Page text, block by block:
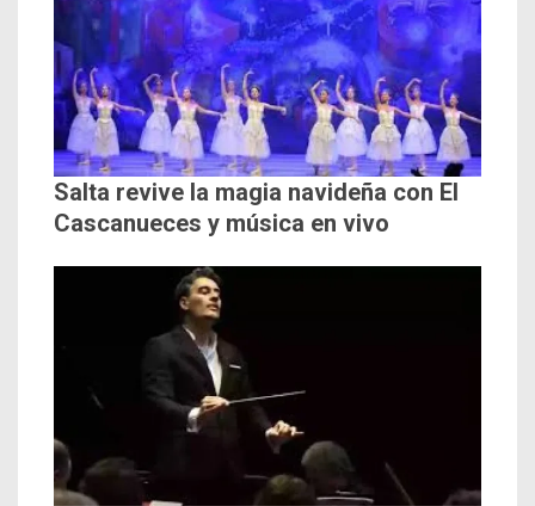
Salta revive la magia navideña con El
Cascanueces y música en vivo